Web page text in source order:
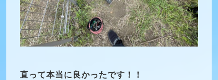
直って本当に良かったです！！